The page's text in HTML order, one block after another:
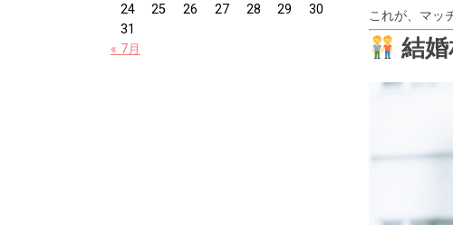
これが、マッ
結
24
25 26 27 28 29
30
31
« 7月